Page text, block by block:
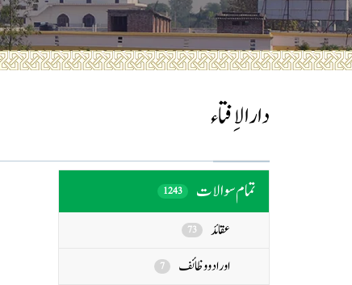
دارالاِفتاء
تمام سوالات 1243
عقائد 73
اوراد و وظائف 7